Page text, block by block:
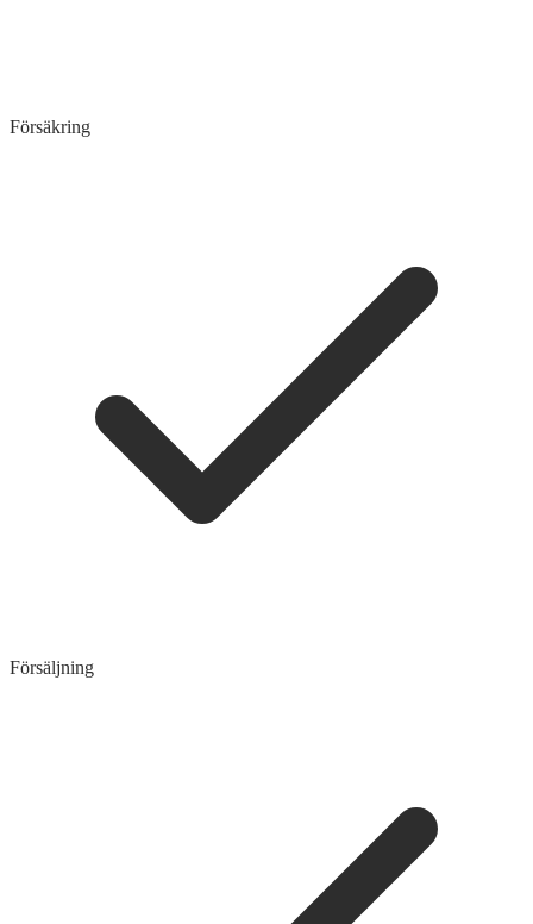
Försäkring
Försäljning